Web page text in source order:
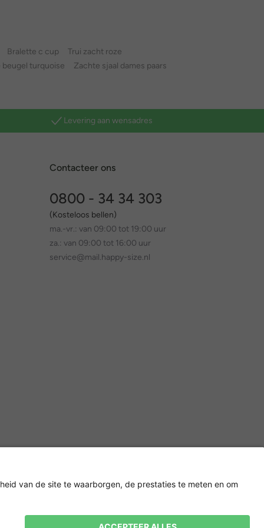
Bralette c cup
Trui zacht roze
beugel turquoise
Zachte sjaal dames paars
Levering aan wensadres
Contacteer ons
0800 - 34 34 303
(Kosteloos bellen)
ma.-vr.: van 09:00 tot 19:00 uur
za.: van 09:00 tot 16:00 uur
service@mail.happy-size.nl